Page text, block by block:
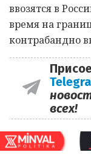
ввозятся в
время на
контрабандно
всех!